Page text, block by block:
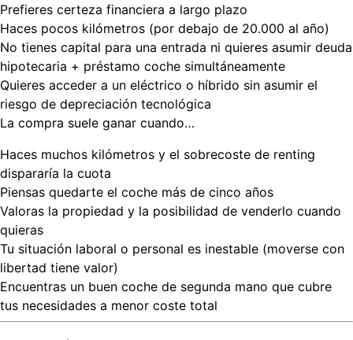
Prefieres certeza financiera a largo plazo
Haces pocos kilómetros (por debajo de 20.000 al año)
No tienes capital para una entrada ni quieres asumir deuda
hipotecaria + préstamo coche simultáneamente
Quieres acceder a un eléctrico o híbrido sin asumir el
riesgo de depreciación tecnológica
La compra suele ganar cuando…
Haces muchos kilómetros y el sobrecoste de renting
dispararía la cuota
Piensas quedarte el coche más de cinco años
Valoras la propiedad y la posibilidad de venderlo cuando
quieras
Tu situación laboral o personal es inestable (moverse con
libertad tiene valor)
Encuentras un buen coche de segunda mano que cubre
tus necesidades a menor coste total